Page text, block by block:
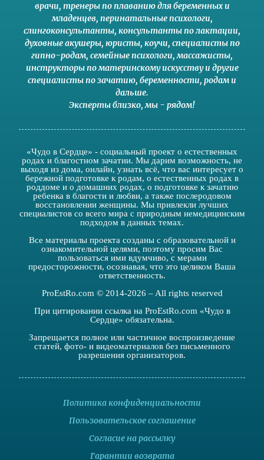
врачи, тренеры по плаванию для беременных и
младенцев, перинатальные психологи,
слингоконсультанты, консультанты по лактации,
духовные акушеры, юристы, коучи, специалисты по
гипно-родам, семейные психологи,массажисты,
инструкторы по материнскому искусствуи другие
специалисты по зачатию, беременности, родами
дальше.
Эксперты близко,мы - рядом!
«Чудо в Сердце» - социальный проект о естественных
родах и благостном зачатии. Мы дарим возможность, не
выходя из дома, онлайн, узнать всё, что вас интересует о
бережной подготовке к родам, о естественных родах в
роддоме и о домашних родах, о подготовке к зачатию
ребенка в благости и любви, а также послеродовом
восстановлении женщины. Мы привлекли лучших
специалистов со всего мира с природным немедицинским
подходом в данных темах.
Все материалы проекта созданы с образовательной и
ознакомительной целями, поэтому просим Вас
пользоваться ими вдумчиво, с мерами
предосторожности, осознавая, что это целиком Ваша
ответственность.
ProEstRo.com © 2014-2026 – All rights reserved
При цитировании ссылка на ProEstRo.com «Чудо в
Сердце» обязательна.
Запрещается полное или частичное воспроизведение
статей, фото- и видеоматериалов без письменного
разрешения организаторов.
Политика конфиденциальности
Пользовательское соглашение
Согласие на рассылку
Гарантии возврата